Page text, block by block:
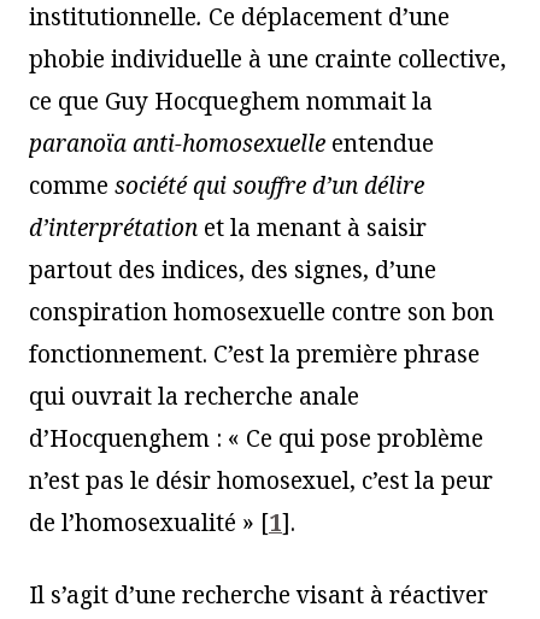
institutionnelle. Ce déplacement d’une
phobie individuelle à une crainte collective,
ce que Guy Hocqueghem nommait la
paranoïa anti-homosexuelle entendue
comme société qui souffre d’un délire
d’interprétation et la menant à saisir
partout des indices, des signes, d’une
conspiration homosexuelle contre son bon
fonctionnement. C’est la première phrase
qui ouvrait la recherche anale
d’Hocquenghem : « Ce qui pose problème
n’est pas le désir homosexuel, c’est la peur
de l’homosexualité » [1].
Il s’agit d’une recherche visant à réactiver